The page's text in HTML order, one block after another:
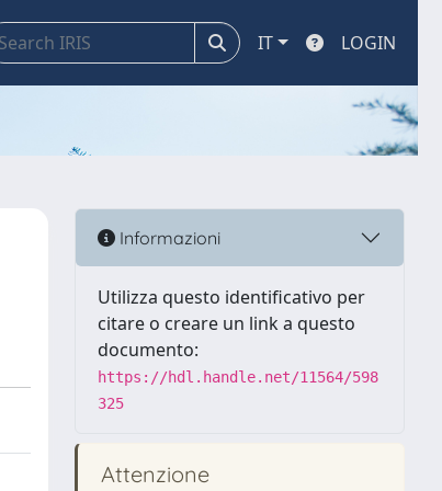
IT LOGIN
Informazioni
Utilizza questo identificativo per
citare o creare un link a questo
documento:
https://hdl.handle.net/11564/598
325
Attenzione